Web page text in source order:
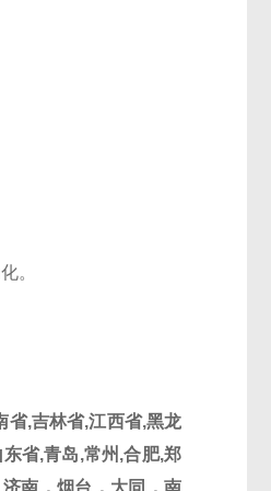
。
省,吉林省,江西省,黑龙
东省,青岛,常州 ,合肥,郑
南，烟台，大同，南